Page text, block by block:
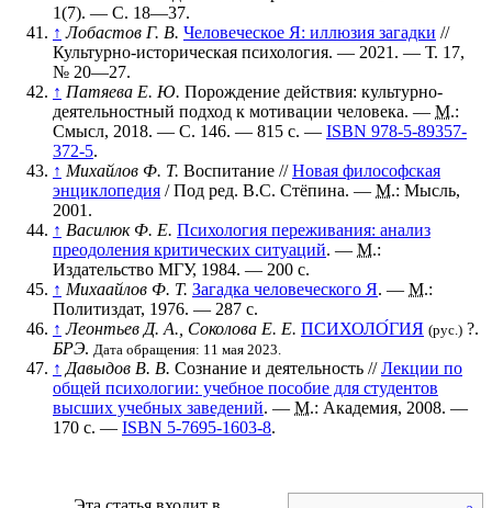
1(7). — С. 18—37.
↑ Лобастов Г. В. Человеческое Я: иллюзия загадки //
Культурно-историческая психология. — 2021. — Т. 17,
№ 20—27.
↑ Патяева Е. Ю. Порождение действия: культурно-
деятельностный подход к мотивации человека. — М.:
Смысл, 2018. — С. 146. — 815 с. — ISBN 978-5-89357-
372-5.
↑ Михайлов Ф. Т. Воспитание //Новая философская
энциклопедия / Под ред. В.С. Стёпина. — М.: Мысль,
2001.
↑ Василюк Ф. Е. Психология переживания: анализ
преодоления критических ситуаций. — М.:
Издательство МГУ, 1984. — 200 с.
↑ Михаайлов Ф. Т. Загадка человеческого Я. — М.:
Политиздат, 1976. — 287 с.
↑ Леонтьев Д. А., Соколова Е. Е. ПСИХОЛО́ГИЯ (рус.) ?.
БРЭ. Дата обращения: 11 мая 2023.
↑ Давыдов В. В. Сознание и деятельность //Лекции по
общей психологии: учебное пособие для студентов
высших учебных заведений. — М.: Академия, 2008. —
170 с. — ISBN 5-7695-1603-8.